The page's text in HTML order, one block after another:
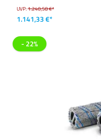
UVP:1.240,58 €*
1.141,33 €*
- 22%